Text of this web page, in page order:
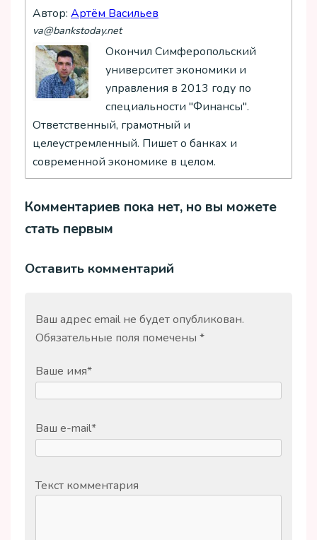
Автор: Артём Васильев
va@bankstoday.net
Окончил Симферопольский
университет экономики и
управления в 2013 году по
специальности "Финансы".
Ответственный, грамотный и
целеустремленный. Пишет о банках и
современной экономике в целом.
Комментариев пока нет, но вы можете
стать первым
Оставить комментарий
Ваш адрес email не будет опубликован.
Обязательные поля помечены *
Ваше имя*
Ваш e-mail*
Текст комментария